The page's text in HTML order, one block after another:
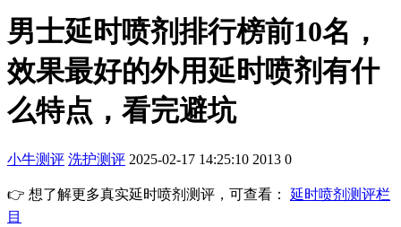
男士延时喷剂排行榜前10名，
效果最好的外用延时喷剂有什
么特点，看完避坑
小牛测评 洗护测评 2025-02-17 14:25:10 2013 0
👉 想了解更多真实延时喷剂测评，可查看： 延时喷剂测评栏
目